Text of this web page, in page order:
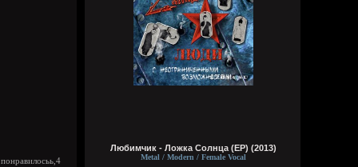
А давай я тут аккуратно на сайте насру в
комментах, кукуня, с кроманкой летятся
на мое гавно и мы их вдвоем убьем
Wirtuozik
Сегодня в 12:16:05
Wirtuozik
Сегодня в 12:14:31
Любимчик - Ложка Солнца (EP) (2013)
Metal / Modern / Female Vocal